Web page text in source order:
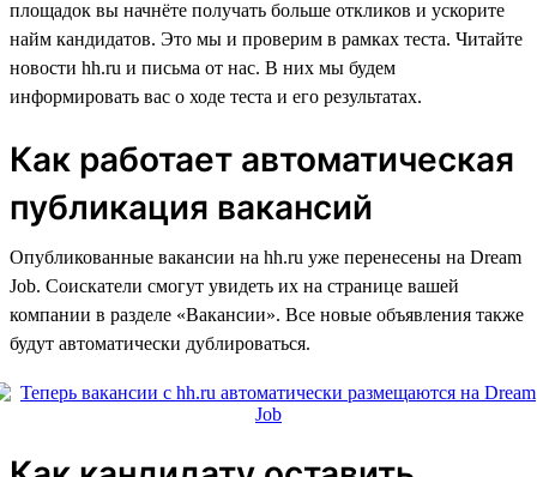
площадок вы начнёте получать больше откликов и ускорите
найм кандидатов. Это мы и проверим в рамках теста. Читайте
новости hh.ru и письма от нас. В них мы будем
информировать вас о ходе теста и его результатах.
Как работает автоматическая
публикация вакансий
Опубликованные вакансии на hh.ru уже перенесены на Dream
Job. Соискатели смогут увидеть их на странице вашей
компании в разделе «Вакансии». Все новые объявления также
будут автоматически дублироваться.